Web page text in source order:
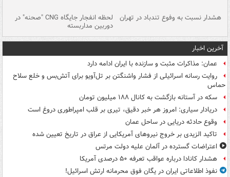
هشدار نسبت به وفوع تندباد در تهران لحظه انفجار جایگاه CNG "صحنه" در
دوربین مداربسته
آخرین اخبار
عمان: مذاکرات مثبت و سازنده با ایران ادامه دارد
روایت رسانه اسرائیلی از فشار واشنگتن بر تل‌آویو برای آتش‌بس و خلع سلاح
حماس
سکه در آستانه بازگشت به کانال ۱۸۸ میلیون تومان
دریادار سیاری: امروز هر خبر دقیق، تیری بر قلب امپراطوری دروغ است
وقوع حادثه دریایی در ساحل عمان
تاکید الزیدی بر خروج نیروهای آمریکایی از عراق در تاریخ تعیین شده
اعتراضات گسترده در آلمان علیه دولت مرتس
هشدار کانادا درباره عواقب تعرفه ۵۰ درصدی آمریکا
نفوذ اطلاعاتی ایران در یگان فوق محرمانه ارتش اسرائیل!